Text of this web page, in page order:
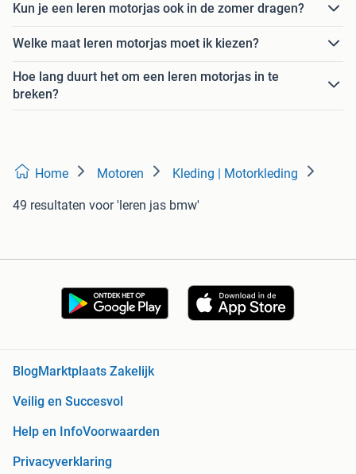
Kun je een leren motorjas ook in de zomer dragen?
Welke maat leren motorjas moet ik kiezen?
Hoe lang duurt het om een leren motorjas in te
breken?
Home Motoren Kleding | Motorkleding
49 resultaten voor 'leren jas bmw'
BlogMarktplaats Zakelijk
Veilig en Succesvol
Help en InfoVoorwaarden
Privacyverklaring